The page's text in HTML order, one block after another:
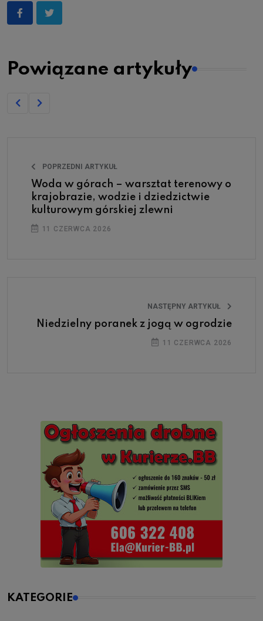
Powiązane artykuły
POPRZEDNI ARTYKUŁ
Woda w górach – warsztat terenowy o
krajobrazie, wodzie i dziedzictwie
kulturowym górskiej zlewni
11 CZERWCA 2026
NASTĘPNY ARTYKUŁ
Niedzielny poranek z jogą w ogrodzie
11 CZERWCA 2026
KATEGORIE